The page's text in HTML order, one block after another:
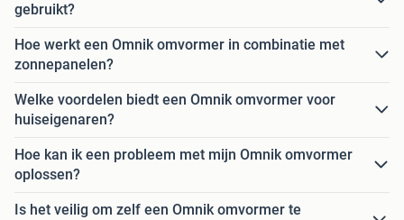
gebruikt?
Hoe werkt een Omnik omvormer in combinatie met
zonnepanelen?
Welke voordelen biedt een Omnik omvormer voor
huiseigenaren?
Hoe kan ik een probleem met mijn Omnik omvormer
oplossen?
Is het veilig om zelf een Omnik omvormer te